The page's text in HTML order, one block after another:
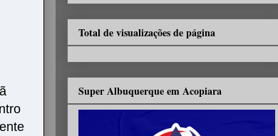
Total de visualizações de página
Super Albuquerque em Acopiara